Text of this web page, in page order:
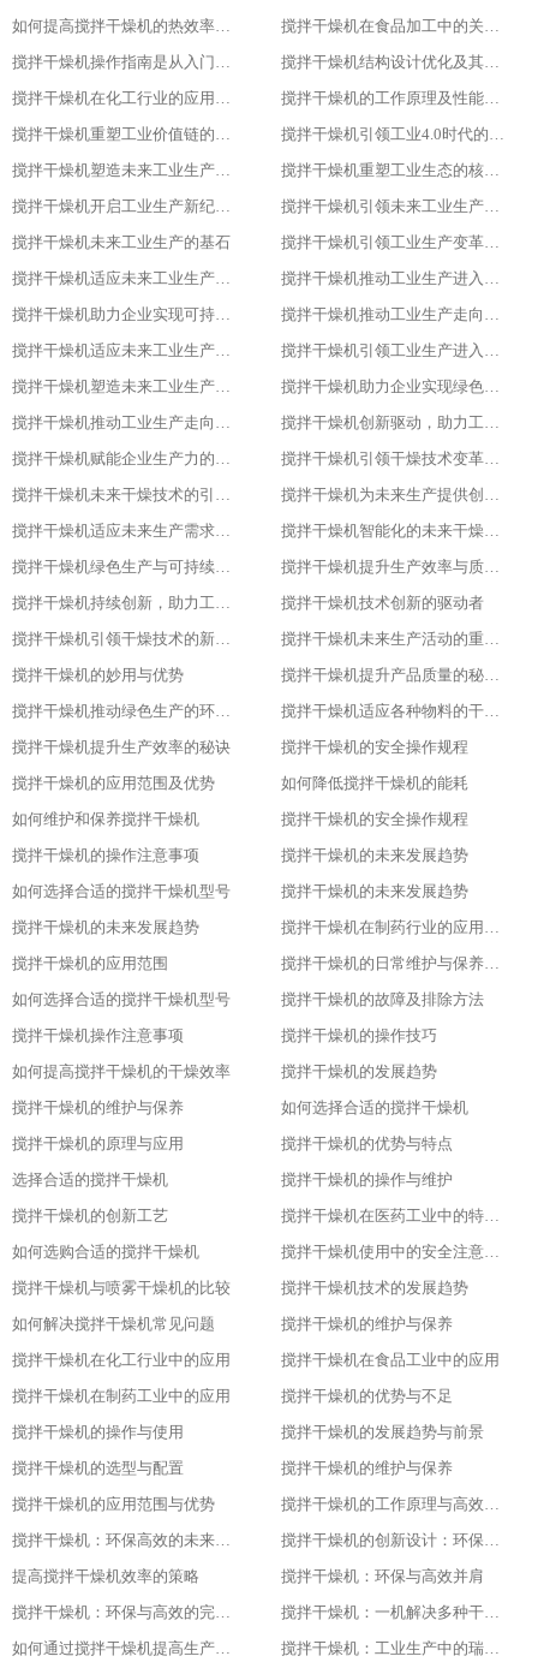
如何提高搅拌干燥机的热效率与干燥效果
搅拌干燥机在食品加工中的关键作用
搅拌干燥机操作指南是从入门到精通
搅拌干燥机结构设计优化及其影响研究
搅拌干燥机在化工行业的应用及优势分析
搅拌干燥机的工作原理及性能特点详解
搅拌干燥机重塑工业价值链的重要一环
搅拌干燥机引领工业4.0时代的核心设备
搅拌干燥机塑造未来工业生产新格局的重要工具
搅拌干燥机重塑工业生态的核心力量
搅拌干燥机开启工业生产新纪元的关键
搅拌干燥机引领未来工业生产的先锋
搅拌干燥机未来工业生产的基石
搅拌干燥机引领工业生产变革的重要力量
搅拌干燥机适应未来工业生产需求的必备设备
搅拌干燥机推动工业生产进入高效、绿色、智能新时代
搅拌干燥机助力企业实现可持续发展目标
搅拌干燥机推动工业生产走向智能化、绿色化、高效化
搅拌干燥机适应未来工业生产需求的创新设备
搅拌干燥机引领工业生产进入新时代
搅拌干燥机塑造未来工业生产的新格局
搅拌干燥机助力企业实现绿色、智能、高效生产
搅拌干燥机推动工业生产走向智能化与可持续发展的关键
搅拌干燥机创新驱动，助力工业生产绿色转型
搅拌干燥机赋能企业生产力的关键设备
搅拌干燥机引领干燥技术变革的先锋
搅拌干燥机未来干燥技术的引领者
搅拌干燥机为未来生产提供创新解决方案
搅拌干燥机适应未来生产需求的关键设备
搅拌干燥机智能化的未来干燥解决方案
搅拌干燥机绿色生产与可持续发展的助力者
搅拌干燥机提升生产效率与质量的关键设备
搅拌干燥机持续创新，助力工业4.0
搅拌干燥机技术创新的驱动者
搅拌干燥机引领干燥技术的新潮流
搅拌干燥机未来生产活动的重要伙伴
搅拌干燥机的妙用与优势
搅拌干燥机提升产品质量的秘密武器
搅拌干燥机推动绿色生产的环保选择
搅拌干燥机适应各种物料的干燥利器
搅拌干燥机提升生产效率的秘诀
搅拌干燥机的安全操作规程
搅拌干燥机的应用范围及优势
如何降低搅拌干燥机的能耗
如何维护和保养搅拌干燥机
搅拌干燥机的安全操作规程
搅拌干燥机的操作注意事项
搅拌干燥机的未来发展趋势
如何选择合适的搅拌干燥机型号
搅拌干燥机的未来发展趋势
搅拌干燥机的未来发展趋势
搅拌干燥机在制药行业的应用及优势
搅拌干燥机的应用范围
搅拌干燥机的日常维护与保养技巧
如何选择合适的搅拌干燥机型号
搅拌干燥机的故障及排除方法
搅拌干燥机操作注意事项
搅拌干燥机的操作技巧
如何提高搅拌干燥机的干燥效率
搅拌干燥机的发展趋势
搅拌干燥机的维护与保养
如何选择合适的搅拌干燥机
搅拌干燥机的原理与应用
搅拌干燥机的优势与特点
选择合适的搅拌干燥机
搅拌干燥机的操作与维护
搅拌干燥机的创新工艺
搅拌干燥机在医药工业中的特殊应用
如何选购合适的搅拌干燥机
搅拌干燥机使用中的安全注意事项
搅拌干燥机与喷雾干燥机的比较
搅拌干燥机技术的发展趋势
如何解决搅拌干燥机常见问题
搅拌干燥机的维护与保养
搅拌干燥机在化工行业中的应用
搅拌干燥机在食品工业中的应用
搅拌干燥机在制药工业中的应用
搅拌干燥机的优势与不足
搅拌干燥机的操作与使用
搅拌干燥机的发展趋势与前景
搅拌干燥机的选型与配置
搅拌干燥机的维护与保养
搅拌干燥机的应用范围与优势
搅拌干燥机的工作原理与高效节能的证明
搅拌干燥机：环保高效的未来工业之星
搅拌干燥机的创新设计：环保与高效的基石
提高搅拌干燥机效率的策略
搅拌干燥机：环保与高效并肩
搅拌干燥机：环保与高效的完美结合
搅拌干燥机：一机解决多种干燥问题
如何通过搅拌干燥机提高生产效率
搅拌干燥机：工业生产中的瑞士军刀